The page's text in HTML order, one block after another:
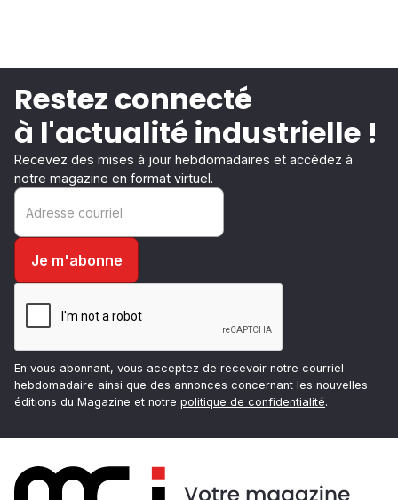
Restez connecté
à l'actualité industrielle !
Recevez des mises à jour hebdomadaires et accédez à
notre magazine en format virtuel.
En vous abonnant, vous acceptez de recevoir notre courriel
hebdomadaire ainsi que des annonces concernant les nouvelles
éditions du Magazine et notre politique de confidentialité.